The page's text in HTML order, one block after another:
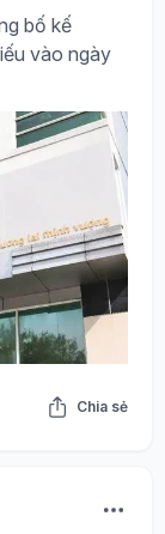
bố kế
vào ngày
Chia sẻ